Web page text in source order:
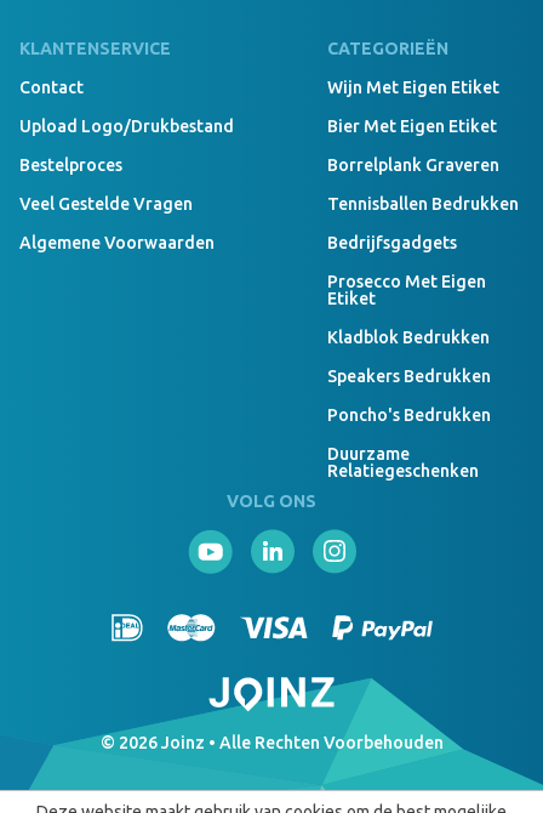
999 Stuks Op Voorraad
KLANTENSERVICE
Contact
Upload Logo/drukbestand
Bestelproces
Veel Gestelde Vragen
Algemene Voorwaarden
CATEGORIEËN
Wijn Met Eigen Etiket
Bier Met Eigen Etiket
Borrelplank Graveren
Tennisballen Bedrukken
Bedrijfsgadgets
Prosecco Met Eigen
Etiket
Kladblok Bedrukken
Speakers Bedrukken
Poncho's Bedrukken
Duurzame
Relatiegeschenken
VOLG ONS
© 2026 Joinz • Alle Rechten Voorbehouden